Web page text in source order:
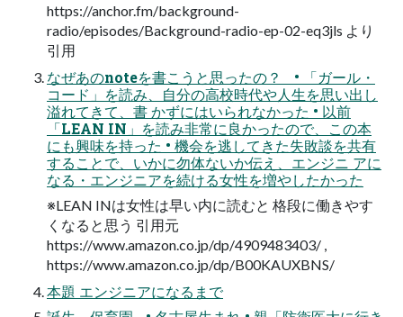
https://anchor.fm/background-
radio/episodes/Background-radio-ep-02-eq3jls より
引用
なぜあのnoteを書こうと思ったの？ • 「ガール・
コード」を読み、自分の高校時代や人生を思い出し
溢れてきて、書 かずにはいられなかった • 以前
「LEAN IN」を読み非常に良かったので、この本
にも興味を持った • 機会を逃してきた失敗談を共有
することで、いかに勿体ないか伝え、エンジニ アに
なる・エンジニアを続ける女性を増やしたかった
※LEAN INは女性は早い内に読むと 格段に働きやす
くなると思う 引用元
https://www.amazon.co.jp/dp/4909483403/ ,
https://www.amazon.co.jp/dp/B00KAUXBNS/
本題 エンジニアになるまで